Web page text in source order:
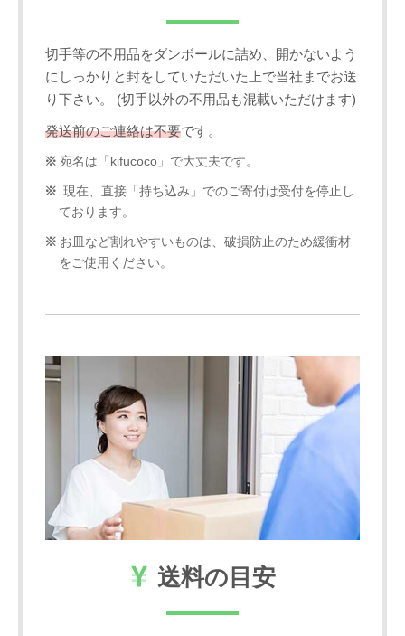
切手等の不用品をダンボールに詰め、開かないよう
にしっかりと封をしていただいた上で当社までお送
り下さい。 (切手以外の不用品も混載いただけます)
発送前のご連絡は不要です。
宛名は「kifucoco」で大丈夫です。
現在、直接「持ち込み」でのご寄付は受付を停止し
ております。
お皿など割れやすいものは、破損防止のため緩衝材
をご使用ください。
送料の目安